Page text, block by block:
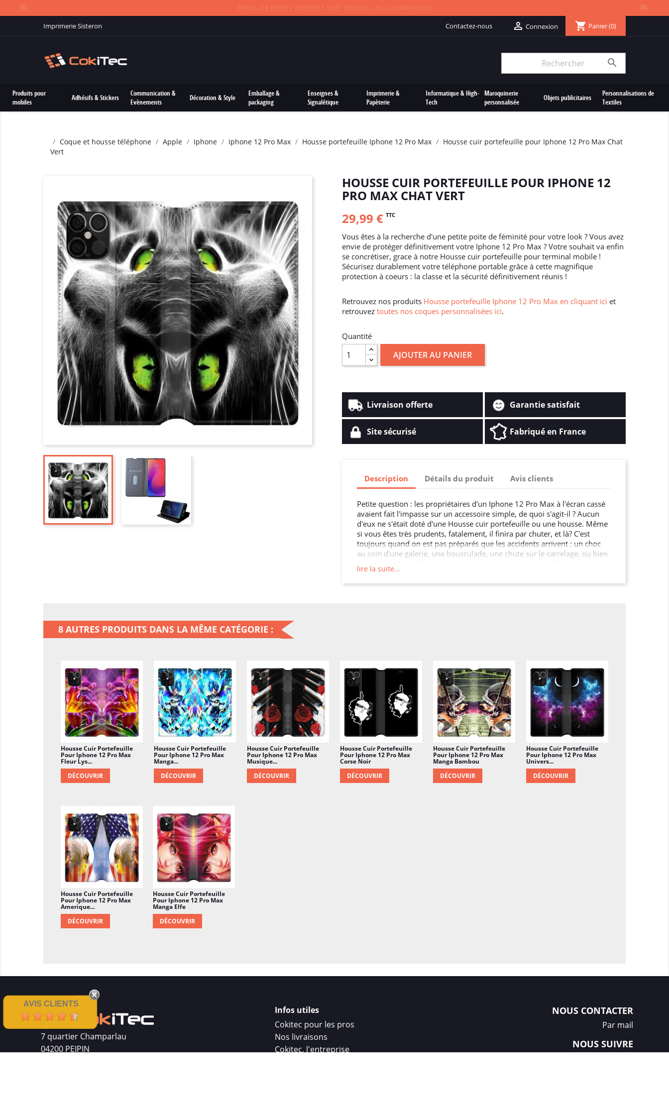
Imprimerie Sisteron Contactez-nous  Connexion shopping_cart Panier(0)

Produits pour
mobiles
Adhésifs & Stickers
Communication &
Evènements
Décoration & Style
Emballage &
packaging
Enseignes &
Signalétique
Imprimerie &
Papèterie
Informatique & High-
Tech
Maroquinerie
personnalisée
Objets publicitaires
Personnalisations de
Textiles
Coque et housse téléphone Apple Iphone Iphone 12 Pro Max Housse portefeuille Iphone 12 Pro Max
Housse cuir portefeuille pour Iphone 12 Pro Max Chat
Vert
HOUSSE CUIR PORTEFEUILLE POUR IPHONE 12
PRO MAX CHAT VERT
29,99 € TTC
Vous êtes à la recherche d'une petite poite de féminité pour votre look ? Vous avez
envie de protéger définitivement votre Iphone 12 Pro Max ? Votre souhait va enfin
se concrétiser, grace à notre Housse cuir portefeuille pour terminal mobile !
Sécurisez durablement votre téléphone portable grâce à cette magnifique
protection à coeurs : la classe et la sécurité définitivement réunis !
Retrouvez nos produits Housse portefeuille Iphone 12 Pro Max en cliquant ici et
retrouvez toutes nos coques personnalisées ici.
Quantité
AJOUTER AU PANIER
Livraison offerte Garantie satisfait
Site sécurisé Fabriqué en France
Description Détails du produit Avis clients
Petite question : les propriétaires d'un Iphone 12 Pro Max à l'écran cassé
avaient fait l'impasse sur un accessoire simple, de quoi s'agit-il ? Aucun
d'eux ne s'était doté d'une Housse cuir portefeuille ou une housse. Même
si vous êtes très prudents, fatalement, il finira par chuter, et là? C'est
toujours quand on est pas préparés que les accidents arrivent : un choc
au coin d'une galerie, une bousculade, une chute sur le carrelage, ou bien
bête, ça peut arriver tous les jours ! De nos jours, ce n'est pas parce qu'un
téléphone coûte très cher qu'il est indestructible? Les touches de votre
lire la suite...
8 AUTRES PRODUITS DANS LA MÊME CATÉGORIE :
Housse Cuir Portefeuille
Pour Iphone 12 Pro Max
Fleur Lys...
DÉCOUVRIR
Housse Cuir Portefeuille
Pour Iphone 12 Pro Max
Manga...
DÉCOUVRIR
Housse Cuir Portefeuille
Pour Iphone 12 Pro Max
Musique...
DÉCOUVRIR
Housse Cuir Portefeuille
Pour Iphone 12 Pro Max
Corse Noir
DÉCOUVRIR
Housse Cuir Portefeuille
Pour Iphone 12 Pro Max
Manga Bambou
DÉCOUVRIR
Housse Cuir Portefeuille
Pour Iphone 12 Pro Max
Univers...
DÉCOUVRIR
Housse Cuir Portefeuille
Pour Iphone 12 Pro Max
Amerique...
DÉCOUVRIR
Housse Cuir Portefeuille
Pour Iphone 12 Pro Max
Manga Elfe
DÉCOUVRIR
7 quartier Champarlau
04200 PEIPIN
Infos utiles
Cokitec pour les pros
Nos livraisons
Cokitec, l'entreprise
NOUS CONTACTER
Par mail
NOUS SUIVRE
AVIS CLIENTS